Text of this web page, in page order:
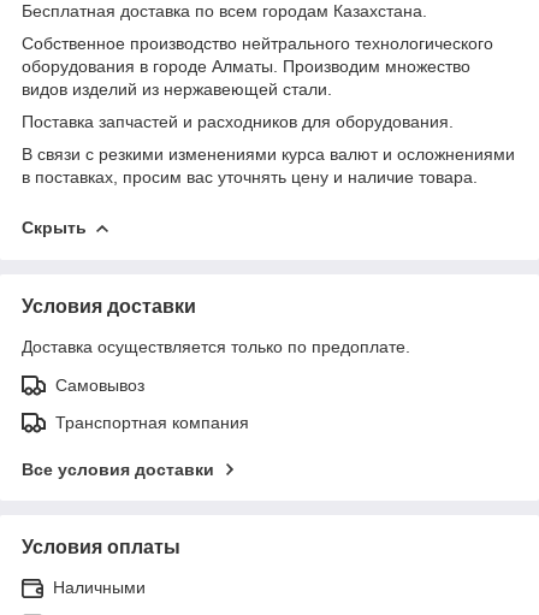
Бесплатная доставка по всем городам Казахстана.
Собственное производство нейтрального технологического
оборудования в городе Алматы. Производим множество
видов изделий из нержавеющей стали.
Поставка запчастей и расходников для оборудования.
В связи с резкими изменениями курса валют и осложнениями
в поставках, просим вас уточнять цену и наличие товара.
Скрыть
Условия доставки
Доставка осуществляется только по предоплате.
Самовывоз
Транспортная компания
Все условия доставки
Условия оплаты
Наличными